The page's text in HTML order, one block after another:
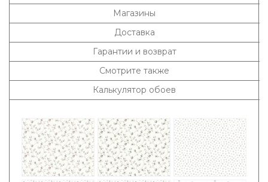
Магазины
Доставка
Гарантии и возврат
Смотрите также
Калькулятор обоев